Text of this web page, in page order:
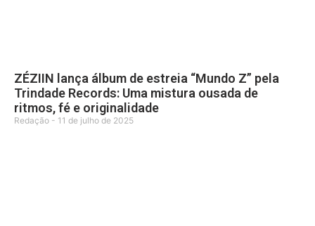
ZÉZIIN lança álbum de estreia “Mundo Z” pela
Trindade Records: Uma mistura ousada de
ritmos, fé e originalidade
Redação 11 de julho de 2025